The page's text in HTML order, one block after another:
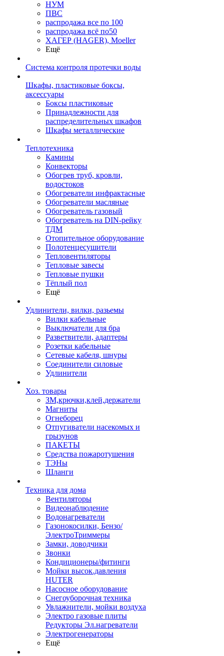
НУМ
ПВС
распродажа все по 100
распродажа всё по50
ХАГЕР (HAGER), Moeller
Ещё
Система контроля протечки воды
Шкафы, пластиковые боксы,
аксессуары
Боксы пластиковые
Принадлежности для
распределительных шкафов
Шкафы металлические
Теплотехника
Камины
Конвекторы
Обогрев труб, кровли,
водостоков
Обогреватели инфрактасные
Обогреватели масляные
Обогреватель газовый
Обогреватель на DIN-рейку
ТДМ
Отопительное оборудование
Полотенцесушители
Тепловентиляторы
Тепловые завесы
Тепловые пушки
Тёплый пол
Ещё
Удлинители, вилки, разьемы
Вилки кабельные
Выключатели для бра
Разветвители, адаптеры
Розетки кабельные
Сетевые кабеля, шнуры
Соединители силовые
Удлинители
Хоз. товары
ЗМ,крючки,клей,держатели
Магниты
Огнеборец
Отпугиватели насекомых и
грызунов
ПАКЕТЫ
Средства пожаротушения
ТЭНы
Шланги
Техника для дома
Вентиляторы
Видеонаблюдение
Водонагреватели
Газонокосилки, Бензо/
ЭлектроТриммеры
Замки, доводчики
Звонки
Кондиционеры/фитинги
Мойки высок.давления
HUTER
Насосное оборудование
Снегоуборочная техника
Увлажнители, мойки воздуха
Электро газовые плиты
Редукторы Эл.нагреватели
Электрогенераторы
Ещё